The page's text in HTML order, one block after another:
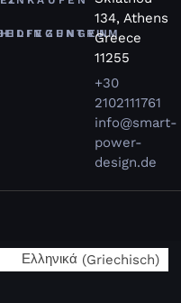
HILFEZENTRUM
134, Athens
Greece
11255
+30
2102111761
info@smart-
power-
design.de
Ελληνικά (Griechisch)